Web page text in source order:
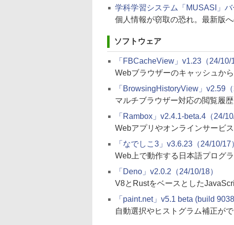
学科学習システム「MUSASI」
個人情報が窃取の恐れ。最新版
ソフトウェア
「FBCacheView」v1.23（24/10/
Webブラウザーのキャッシュか
「BrowsingHistoryView」v2.59（
マルチブラウザー対応の閲覧履
「Rambox」v2.4.1-beta.4（24/
Webアプリやオンラインサービ
「なでしこ3」v3.6.23（24/10/17
Web上で動作する日本語プログ
「Deno」v2.0.2（24/10/18）
V8とRustをベースとした
「paint.net」v5.1 beta (build
自動選択やヒストグラム補正が